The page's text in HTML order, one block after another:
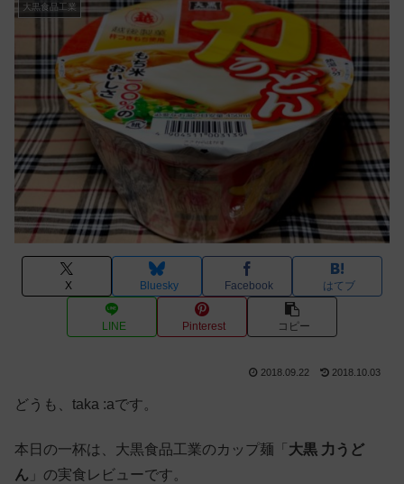
大黒食品工業
X Bluesky Facebook はてブ
LINE Pinterest コピー
2018.09.22 2018.10.03
どうも、taka :aです。
本日の一杯は、大黒食品工業のカップ麺「 大黒 力うど
ん 」の実食レビューです。